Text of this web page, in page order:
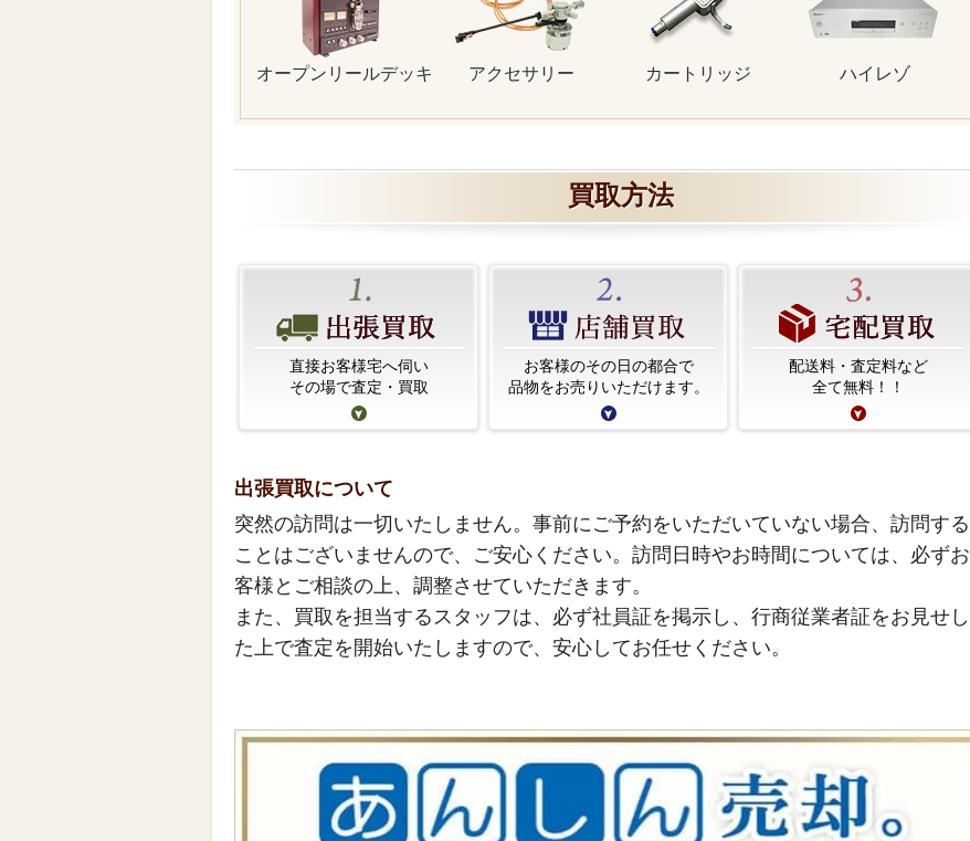
オープンリールデッキ アクセサリー カートリッジ ハイレゾ
買取方法
直接お客様宅へ伺い
その場で査定・買取
お客様のその日の都合で
品物をお売りいただけます。
配送料・査定料など
全て無料！！
出張買取について
突然の訪問は一切いたしません。事前にご予約をいただいていない場合、訪問する
ことはございませんので、ご安心ください。訪問日時やお時間については、必ずお
客様とご相談の上、調整させていただきます。
また、買取を担当するスタッフは、必ず社員証を掲示し、行商従業者証をお見せし
た上で査定を開始いたしますので、安心してお任せください。